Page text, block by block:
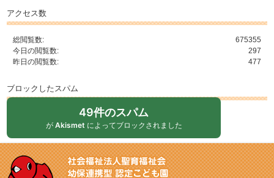
アクセス数
675355
総閲覧数:
297
今日の閲覧数:
477
昨日の閲覧数:
ブロックしたスパム
49件のスパム
が Akismet によってブロックされました